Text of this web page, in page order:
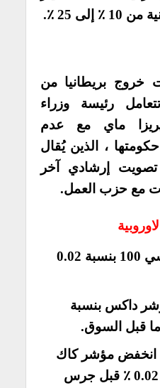
25 ٪.
خروج بريطانيا من
رئيسة وزراء
ماي مع عدم
، الذين يُقال
تصويت إرشادي آخر
مع حزب العمل.
انخفض مؤشر فوتسي 100 بنسبة 0.02
داكس بنسبة
انخفض مؤشر كاك
40 الفرنسي بنسبة 0.02 ٪ قبل جرس